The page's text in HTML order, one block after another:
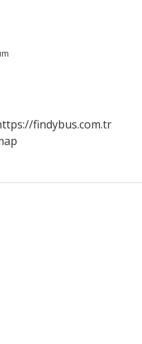
findybus.com.tr